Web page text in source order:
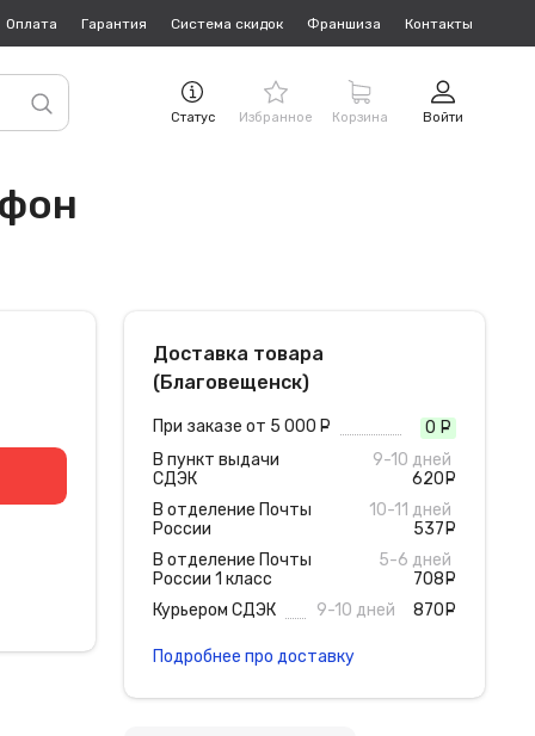
Оплата Гарантия Система скидок Франшиза Контакты
Статус Избранное Корзина Войти
Доставка товара
(Благовещенск)
При заказе от 5 000 0
В пункт выдачи
СДЭК
9-10 дней
620
В отделение Почты
России
10-11 дней
537
В отделение Почты
России 1 класс
5-6 дней
708
Курьером СДЭК
9-10 дней 870
Подробнее про доставку